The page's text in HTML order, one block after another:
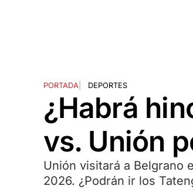
PORTADA| DEPORTES
¿Habrá
vs. Unión
Unión visitará a Belgrano
2026. ¿Podrán ir los